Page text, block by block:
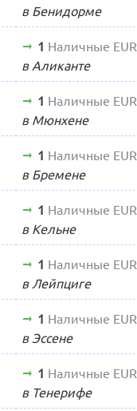
в Бенидорме
1 Наличные EUR
в Аликанте
1 Наличные EUR
в Мюнхене
1 Наличные EUR
в Бремене
1 Наличные EUR
в Кельне
1 Наличные EUR
в Лейпциге
1 Наличные EUR
в Эссене
1 Наличные EUR
в Тенерифе